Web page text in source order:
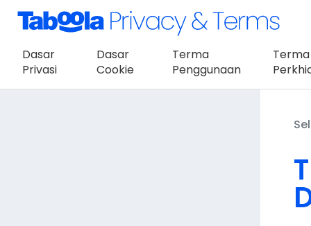
Dasar
Privasi
Dasar
Cookie
Terma
Penggunaan
Terma